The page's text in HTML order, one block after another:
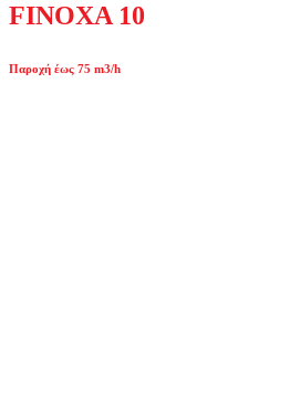
FINOXA 10
Παροχή έως 75 m3/h